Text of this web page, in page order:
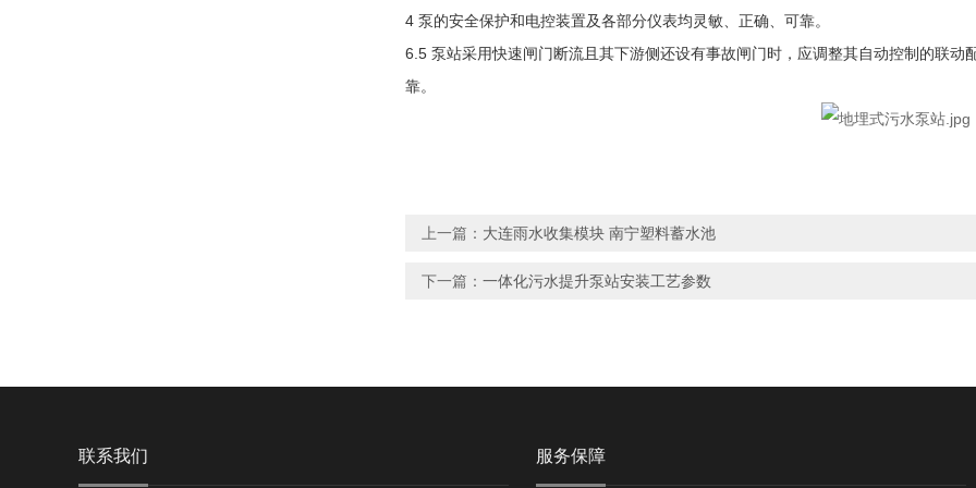
4 泵的安全保护和电控装置及各部分仪表均灵敏、正确、可靠。
6.5 泵站采用快速闸门断流且其下游侧还设有事故闸门时，应调整其自动控制的联
靠。
上一篇： 大连雨水收集模块 南宁塑料蓄水池
下一篇： 一体化污水提升泵站安装工艺参数
联系我们 服务保障